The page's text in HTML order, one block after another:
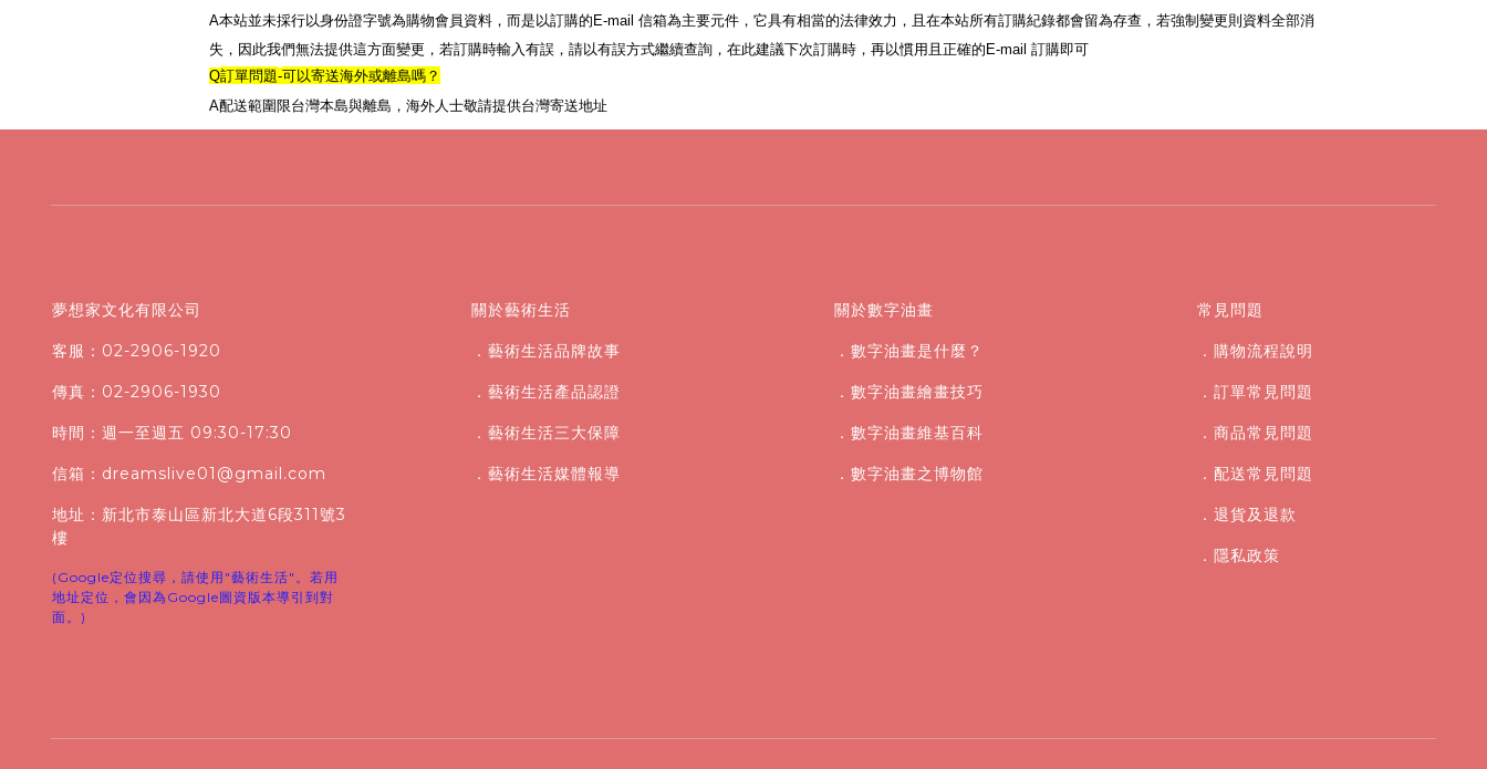
A本站並未採行以身份證字號為購物會員資料，而是以訂購的 E-mail 信箱為主要元件，它具有相當的法律效力，且在本站所有訂購紀錄都會留為存查，若強制變更則資料全部消
失，因此我們無法提供這方面變更，若訂購時輸入有誤，請以有誤方式繼續查詢，在此建議下次訂購時，再以慣用且正確的 E-mail 訂購即可
Q訂單問題-可以寄送海外或離島嗎？
A配送範圍限台灣本島與離島，海外人士敬請提供台灣寄送地址
夢想家文化有限公司
客服：02-2906-1920
傳真：02-2906-1930
時間：週一至週五 09:30-17:30
信箱：dreamslive01@gmail.com
地址：新北市泰山區新北大道6段311號3
樓
(Google定位搜尋，請使用"藝術生活"。若用
地址定位，會因為Google圖資版本導引到對
面。)
關於藝術生活
．藝術生活品牌故事
．藝術生活產品認證
．藝術生活三大保障
．藝術生活媒體報導
關於數字油畫
．數字油畫是什麼？
．數字油畫繪畫技巧
．數字油畫維基百科
．數字油畫之博物館
常見問題
．購物流程說明
．訂單常見問題
．商品常見問題
．配送常見問題
．退貨及退款
． 隱私政策